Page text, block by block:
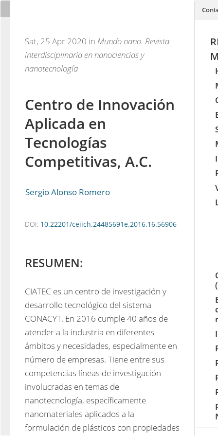
Sat, 25 Apr 2020 in Mundo nano. Revista
interdisciplinaria en nanociencias y
nanotecnología
Centro de Innovación
Aplicada en
Tecnologías
Competitivas, A.C.
Sergio Alonso Romero
DOI: 10.22201/ceiich.24485691e.2016.16.56906
RESUMEN:
CIATEC es un centro de investigación y
desarrollo tecnológico del sistema
CONACYT. En 2016 cumple 40 años de
atender a la industria en diferentes
ámbitos y necesidades, especialmente en
número de empresas. Tiene entre sus
competencias líneas de investigación
involucradas en temas de
nanotecnología, específicamente
nanomateriales aplicados a la
formulación de plásticos con propiedades